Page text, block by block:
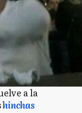
a la
hinchas